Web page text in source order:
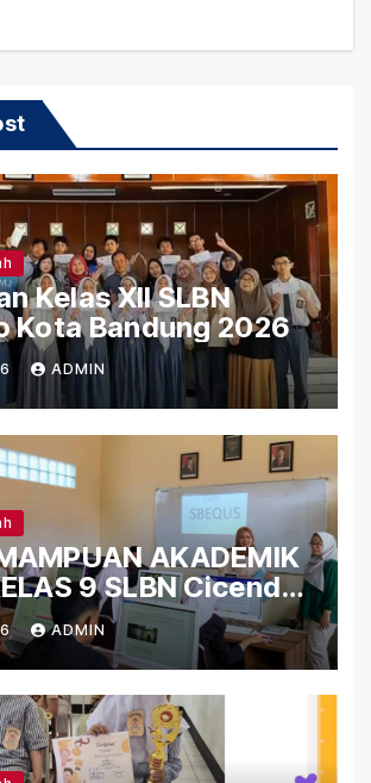
Kelas XII SLBN
Kota Bandung 2026
ADMIN
AKADEMIK
9 SLBN Cicendo
2026
ADMIN